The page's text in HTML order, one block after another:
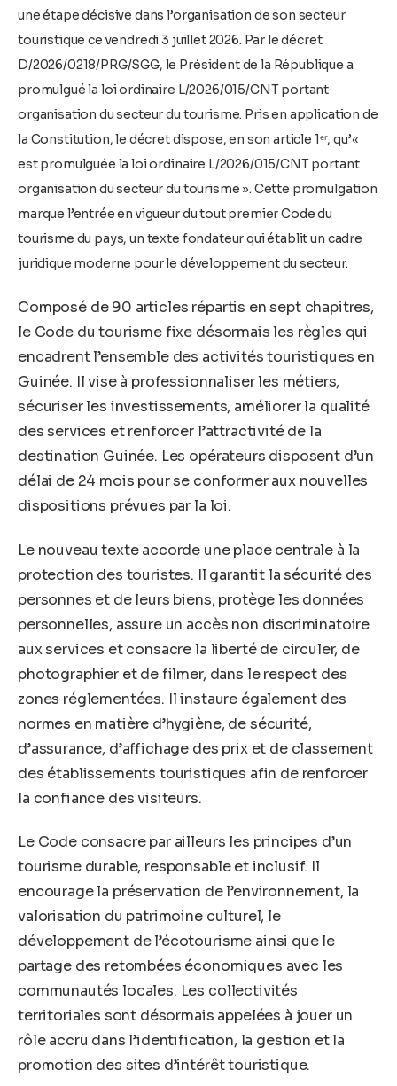
une étape décisive dans l’organisation de son secteur
touristique ce vendredi 3 juillet 2026. Par le décret
D/2026/0218/PRG/SGG, le Président de la République a
promulgué la loi ordinaire L/2026/015/CNT portant
organisation du secteur du tourisme. Pris en application de
la Constitution, le décret dispose, en son article 1ᵉʳ, qu’«
est promulguée la loi ordinaire L/2026/015/CNT portant
organisation du secteur du tourisme ». Cette promulgation
marque l’entrée en vigueur du tout premier Code du
tourisme du pays, un texte fondateur qui établit un cadre
juridique moderne pour le développement du secteur.
Composé de 90 articles répartis en sept chapitres,
le Code du tourisme fixe désormais les règles qui
encadrent l’ensemble des activités touristiques en
Guinée. Il vise à professionnaliser les métiers,
sécuriser les investissements, améliorer la qualité
des services et renforcer l’attractivité de la
destination Guinée. Les opérateurs disposent d’un
délai de 24 mois pour se conformer aux nouvelles
dispositions prévues par la loi.
Le nouveau texte accorde une place centrale à la
protection des touristes. Il garantit la sécurité des
personnes et de leurs biens, protège les données
personnelles, assure un accès non discriminatoire
aux services et consacre la liberté de circuler, de
photographier et de filmer, dans le respect des
zones réglementées. Il instaure également des
normes en matière d’hygiène, de sécurité,
d’assurance, d’affichage des prix et de classement
des établissements touristiques afin de renforcer
la confiance des visiteurs.
Le Code consacre par ailleurs les principes d’un
tourisme durable, responsable et inclusif. Il
encourage la préservation de l’environnement, la
valorisation du patrimoine culturel, le
développement de l’écotourisme ainsi que le
partage des retombées économiques avec les
communautés locales. Les collectivités
territoriales sont désormais appelées à jouer un
rôle accru dans l’identification, la gestion et la
promotion des sites d’intérêt touristique.